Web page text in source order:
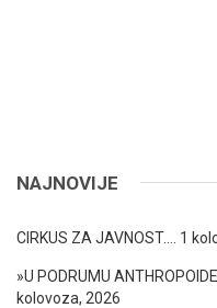
NAJNOVIJE
CIRKUS ZA JAVNOST…. 1
»U PODRUMU
kolovoza, 2026